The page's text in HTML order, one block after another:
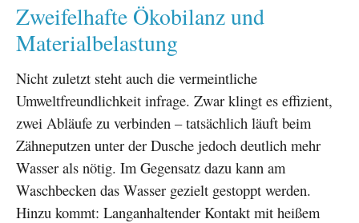
Zweifelhafte Ökobilanz und
Materialbelastung
Nicht zuletzt steht auch die vermeintliche
Umweltfreundlichkeit infrage. Zwar klingt es effizient,
zwei Abläufe zu verbinden – tatsächlich läuft beim
Zähneputzen unter der Dusche jedoch deutlich mehr
Wasser als nötig. Im Gegensatz dazu kann am
Waschbecken das Wasser gezielt gestoppt werden.
Hinzu kommt: Langanhaltender Kontakt mit heißem